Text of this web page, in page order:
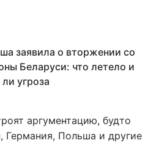
заявила о вторжении со
Беларуси: что летело и
угроза
аргументацию, будто
Германия, Польша и другие